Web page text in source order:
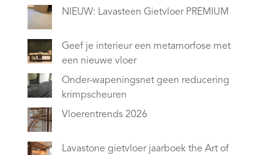
NIEUW: Lavasteen Gietvloer PREMIUM
Geef je interieur een metamorfose met
een nieuwe vloer
Onder-wapeningsnet geen reducering
krimpscheuren
Vloerentrends 2026
Lavastone gietvloer jaarboek the Art of